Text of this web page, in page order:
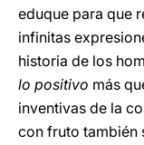
eduque para que
infinitas
historia de los
lo positivo más
inventivas de la
con fruto también